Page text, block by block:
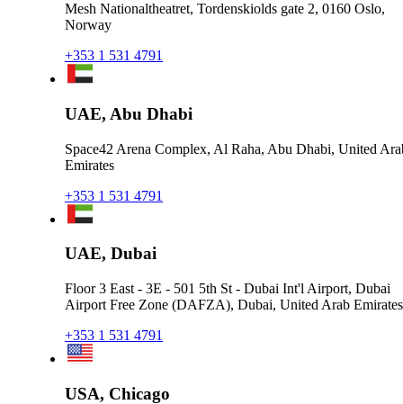
Mesh Nationaltheatret, Tordenskiolds gate 2, 0160 Oslo,
Norway
+353 1 531 4791
UAE, Abu Dhabi
Space42 Arena Complex, Al Raha, Abu Dhabi, United
Emirates
+353 1 531 4791
UAE, Dubai
Floor 3 East - 3E - 501 5th St - Dubai Int'l Airport, Dubai
Airport Free Zone (DAFZA), Dubai, United Arab Emirates
+353 1 531 4791
USA, Chicago